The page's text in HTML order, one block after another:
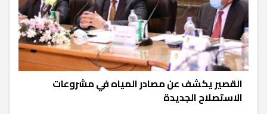
القصير يكشف عن مصادر المياه في مشروعات
الاستصلاح الجديدة